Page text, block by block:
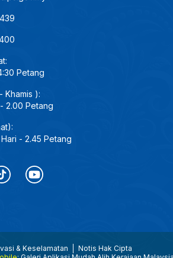
Petang
Khamis ):
2.00 Petang
Hari - 2.45 Petang
& Keselamatan
Notis Hak Cipta